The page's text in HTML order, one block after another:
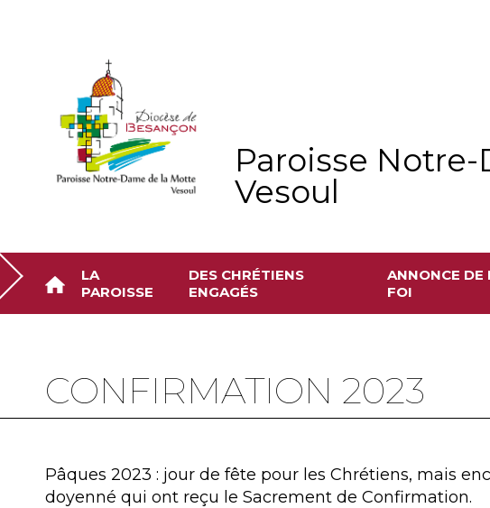
Paroisse
Vesoul
LA
PAROISSE
DES CHRÉTIENS
ENGAGÉS
ANNONCE DE
FOI
CONFIRMATION 2023
Pâques 2023 : jour de fête pour les Chrétiens, mais
doyenné qui ont reçu le Sacrement de Confirmation.